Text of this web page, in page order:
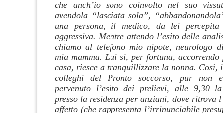
che anch’io sono coinvolto nel suo
avendola “lasciata sola”,
una persona, il medico, da lei
aggressiva. Mentre attendo l’esito delle
chiamo al telefono mio nipote, neurologo
mia mamma. Lui si, per fortuna, accorrendo
casa, riesce a tranquillizzare la nonna. Così,
colleghi del Pronto soccorso, pur non
pervenuto l’esito dei prelievi, alle 9,30 la
presso la residenza per anziani, dove ritrova
affetto (che rappresenta l’irrinunciabile